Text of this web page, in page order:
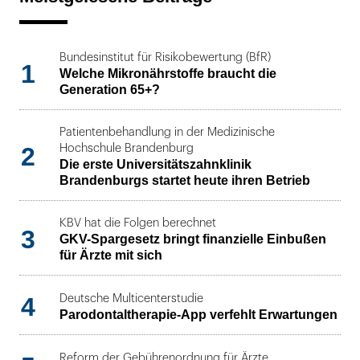
1
Bundesinstitut für Risikobewertung (BfR)
Welche Mikronährstoffe braucht die
Generation 65+?
2
Patientenbehandlung in der Medizinische
Hochschule Brandenburg
Die erste Universitätszahnklinik
Brandenburgs startet heute ihren Betrieb
3
KBV hat die Folgen berechnet
GKV-Spargesetz bringt finanzielle Einbußen
für Ärzte mit sich
4 Deutsche Multicenterstudie
Parodontaltherapie-App verfehlt Erwartungen